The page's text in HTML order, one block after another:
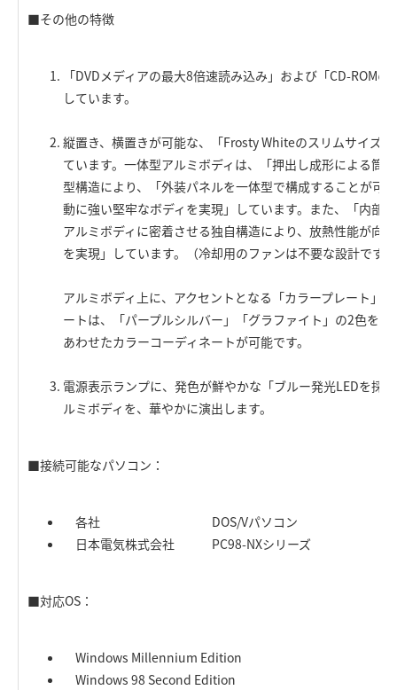
■その他の特徴
「DVDメディアの最大8倍速読み込み」および「CD-ROM
しています。
縦置き、横置きが可能な、「Frosty Whiteのスリムサイズ
ています。一体型アルミボディは、「押出し成形による筒
型構造により、「外装パネルを一体型で構成することが可
動に強い堅牢なボディを実現」しています。また、「内部
アルミボディに密着させる独自構造により、放熱性能が向
を実現」しています。（冷却用のファンは不要な設計です
アルミボディ上に、アクセントとなる「カラープレート」
ートは、「パープルシルバー」「グラファイト」の2色を
あわせたカラーコーディネートが可能です。
電源表示ランプに、発色が鮮やかな「ブルー発光LEDを採
ルミボディを、華やかに演出します。
■接続可能なパソコン：
各社 DOS/Vパソコン
日本電気株式会社 PC98-NXシリーズ
■対応OS：
Windows Millennium Edition
Windows 98 Second Edition